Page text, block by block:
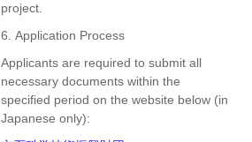
project.
6. Application Process
Applicants are required to submit all
necessary documents within the
specified period on the website below (in
Japanese only):